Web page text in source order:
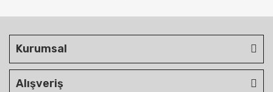
Kurumsal
Alışveriş